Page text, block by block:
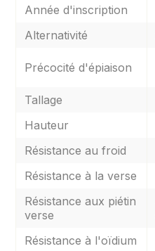
Année d'inscription
Alternativité
Précocité d'épiaison
Tallage
Hauteur
Résistance au froid
Résistance à la verse
Résistance aux piétin
verse
Résistance à l'oïdium